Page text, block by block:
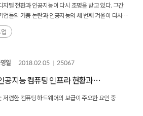
·반영할 필요가 있다. 고급 과학기술 인재를 대상으로
미국, 중국) 및 국내 정책사례들은 공통적으로 고급
구성과를 경제적·사회적 가치로 전환하는
록 유도하는 것을 핵심 목표로 설정하였다. 이러한 목표
기업가정신을 체득할 수 있도록 유도하고 있다.
에 기업가정신 교육을 통합/내재화하여 자연스럽게
역량을 개발할 수 있는 환경을 조성하였다. 특히 교육
, 기업가형 AI 인재 육성 정책이 단순한 창업지원을
차원에서 설계되어야 한다. 또한 교육적 관점에만
털 전환과 인공지능이 다시 조명을 받고 있다. 그간
들의 거품 논란과 인공지능의 세 번째 겨울이 다시
재해 왔다. 하지만 머신러닝을 중심으로 한
실화되기 시작했다. 제한적인 응용 분야에서 작은
일 2018.02.05 25067
공지능 컴퓨팅 인프라 현황과
저렴한 컴퓨팅 하드웨어의 보급이 주요한 요인 중